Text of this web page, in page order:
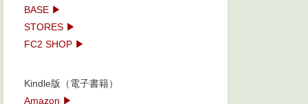
BASE ▶
STORES ▶
FC2 SHOP ▶
Kindle版（電子書籍）
Amazon ▶